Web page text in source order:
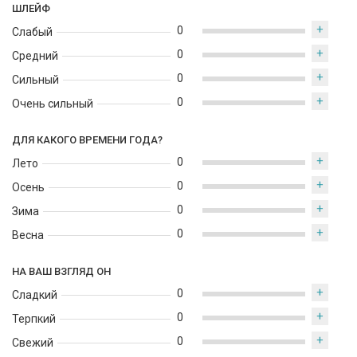
ШЛЕЙФ
Слабый
Средний
Сильный
Очень сильный
0 +
0 +
0 +
0 +
ДЛЯ КАКОГО ВРЕМЕНИ ГОДА?
Лето
Осень
Зима
Весна
0 +
0 +
0 +
0 +
НА ВАШ ВЗГЛЯД ОН
Сладкий
Терпкий
Свежий
0 +
0 +
0 +